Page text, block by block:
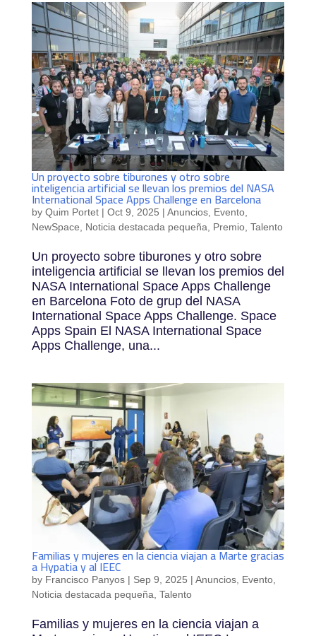
Un proyecto sobre tiburones y otro sobre
inteligencia artificial se llevan los premios del NASA
International Space Apps Challenge en Barcelona
by Quim Portet| Oct 9, 2025 | Anuncios, Evento,
NewSpace
Noticia destacada pequeña Premio, Talento
Un proyecto sobre tiburones y otro sobre
inteligencia artificial se llevan los premios del
NASA International Space Apps Challenge
en Barcelona Foto de grup del NASA
International Space Apps Challenge. Space
Apps Spain El NASA International Space
Apps Challenge, una...
Familias y mujeres en la ciencia viajan a Marte gracias
a Hypatia y al IEEC
by Francisco Panyos| Sep 9, 2025 | Anuncios, Evento,
Noticia destacada pequeña, Talento
Familias y mujeres en la ciencia viajan a